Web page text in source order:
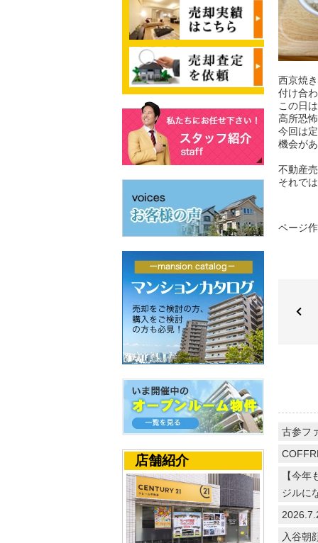
西京焼
付け合
この日
高所恐
今回は
機会が
不動産
それで
ページ
古参フ
【今
ジルに
入谷朝
店舗紹介